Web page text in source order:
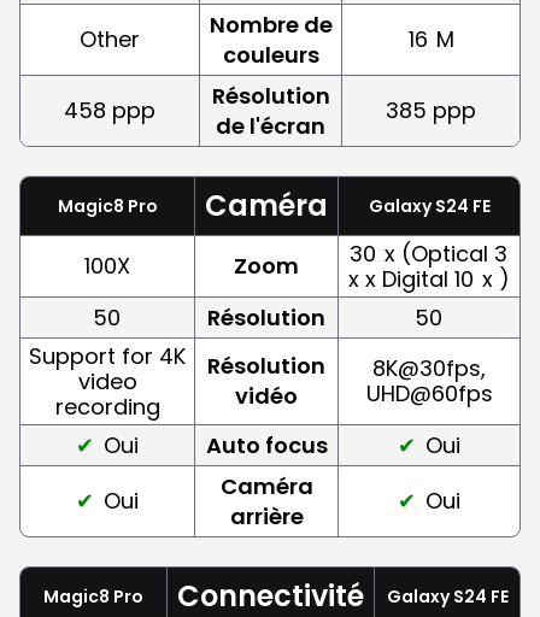
Other
Nombre de
couleurs
16 M
458 ppp
Résolution
de l'écran
385 ppp
Magic8 Pro Caméra Galaxy S24 FE
100X Zoom 30 x (Optical 3
x x Digital 10 x )
50
Résolution
50
Support for 4K
video
recording
Résolution
vidéo
8K@30fps,
UHD@60fps
Oui
Auto focus
Oui
Oui
Caméra
arrière
Oui
Magic8 Pro Connectivité Galaxy S24 FE